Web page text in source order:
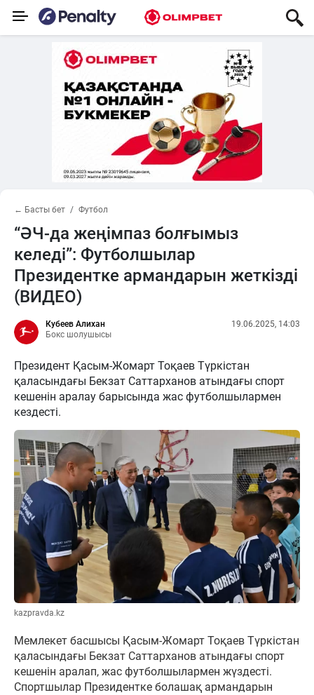
← Басты бет Футбол
“ӘЧ-да жеңімпаз болғымыз
келеді”: Футболшылар
Президентке армандарын жеткізді
(ВИДЕО)
Кубеев Алихан
Бокс шолушысы
19.06.2025, 14:03
Президент Қасым-Жомарт Тоқаев Түркістан
қаласындағы Бекзат Саттарханов атындағы спорт
кешенін аралау барысында жас футболшылармен
кездесті.
kazpravda.kz
Мемлекет басшысы Қасым-Жомарт Тоқаев Түркістан
қаласындағы Бекзат Саттарханов атындағы спорт
кешенін аралап, жас футболшылармен жүздесті.
Спортшылар Президентке болашақ армандарын